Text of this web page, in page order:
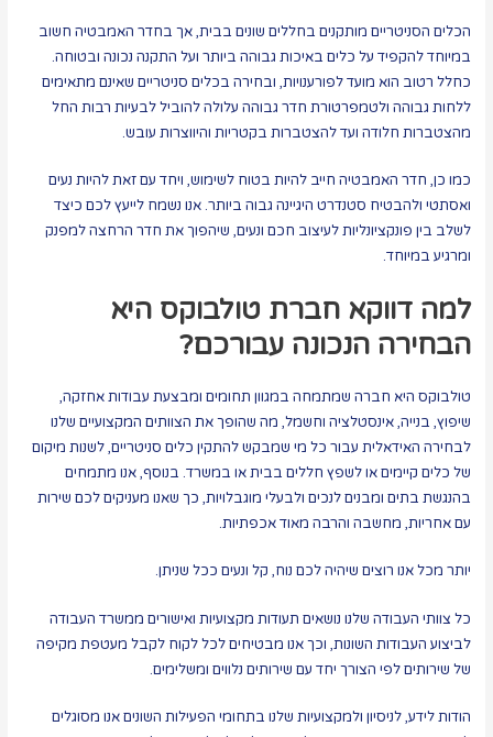
הכלים הסניטריים מותקנים בחללים שונים בבית, אך בחדר האמבטיה חשוב
במיוחד להקפיד על כלים באיכות גבוהה ביותר ועל התקנה נכונה ובטוחה.
כחלל רטוב הוא מועד לפורענויות, ובחירה בכלים סניטריים שאינם מתאימים
ללחות גבוהה ולטמפרטורת חדר גבוהה עלולה להוביל לבעיות רבות החל
מהצטברות חלודה ועד להצטברות בקטריות והיווצרות עובש.
כמו כן, חדר האמבטיה חייב להיות בטוח לשימוש, ויחד עם זאת להיות נעים
ואסתטי ולהבטיח סטנדרט היגיינה גבוה ביותר. אנו נשמח לייעץ לכם כיצד
לשלב בין פונקציונליות לעיצוב חכם ונעים, שיהפוך את חדר הרחצה למפנק
ומרגיע במיוחד.
למה דווקא חברת טולבוקס היא
הבחירה הנכונה עבורכם?
טולבוקס היא חברה שמתמחה במגוון תחומים ומבצעת עבודות אחזקה,
שיפוץ, בנייה, אינסטלציה וחשמל, מה שהופך את הצוותים המקצועיים שלנו
לבחירה האידאלית עבור כל מי שמבקש להתקין כלים סניטריים, לשנות מיקום
של כלים קיימים או לשפץ חללים בבית או במשרד. בנוסף, אנו מתמחים
בהנגשת בתים ומבנים לנכים ולבעלי מוגבלויות, כך שאנו מעניקים לכם שירות
עם אחריות, מחשבה והרבה מאוד אכפתיות.
יותר מכל אנו רוצים שיהיה לכם נוח, קל ונעים ככל שניתן.
כל צוותי העבודה שלנו נושאים תעודות מקצועיות ואישורים ממשרד העבודה
לביצוע העבודות השונות, וכך אנו מבטיחים לכל לקוח לקבל מעטפת מקיפה
של שירותים לפי הצורך יחד עם שירותים נלווים ומשלימים.
הודות לידע, לניסיון ולמקצועיות שלנו בתחומי הפעילות השונים אנו מסוגלים